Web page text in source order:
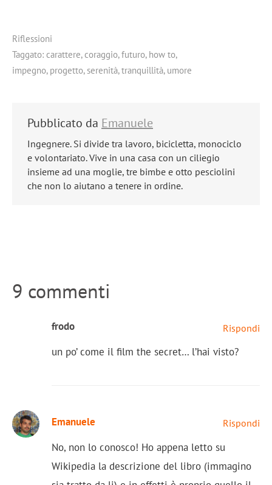
Riflessioni
Taggato: carattere,coraggio,futuro, how to,
impegno, progetto,serenità,tranquillità, umore
Pubblicato da Emanuele
Ingegnere. Si divide tra lavoro, bicicletta, monociclo
e volontariato. Vive in una casa con un ciliegio
insieme ad una moglie, tre bimbe e otto pesciolini
che non lo aiutano a tenere in ordine.
9 commenti
frodo Rispondi
un po’ come il film the secret… l’hai visto?
Emanuele Rispondi
No, non lo conosco! Ho appena letto su
Wikipedia la descrizione del libro (immagino